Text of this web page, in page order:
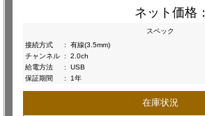
ネット価格：
スペック
接続方式
:
有線(3.5mm)
チャンネル :
2.0ch
給電方法
:
USB
保証期間
: 1年
在庫状況